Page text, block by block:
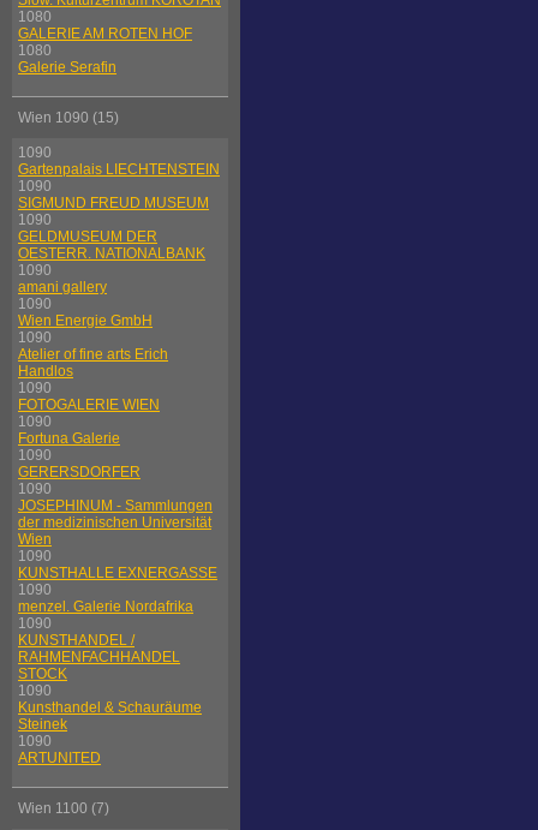
1080
GALERIE AM ROTEN HOF
1080
Galerie Serafin
Wien 1090 (15)
1090
Gartenpalais LIECHTENSTEIN
1090
SIGMUND FREUD MUSEUM
1090
GELDMUSEUM DER
OESTERR. NATIONALBANK
1090
amani gallery
1090
Wien Energie GmbH
1090
Atelier of fine arts Erich
Handlos
1090
FOTOGALERIE WIEN
1090
Fortuna Galerie
1090
GERERSDORFER
1090
JOSEPHINUM - Sammlungen
der medizinischen Universität
Wien
1090
KUNSTHALLE EXNERGASSE
1090
menzel. Galerie Nordafrika
1090
KUNSTHANDEL /
RAHMENFACHHANDEL
STOCK
1090
Kunsthandel & Schauräume
Steinek
1090
ARTUNITED
Wien 1100 (7)